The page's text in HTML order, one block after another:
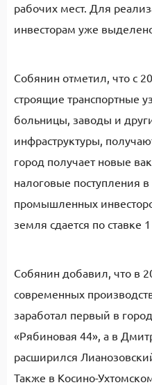
рабочих мест. Для
инвесторам уже
Собянин отметил, что с
строящие транспортные
больницы, заводы и
инфраструктуры,
город получает новые
налоговые поступления
промышленных
земля сдается по ставке
Собянин добавил, что в
современных
заработал первый в
«Рябиновая 44», а в
расширился
Также в Косино-